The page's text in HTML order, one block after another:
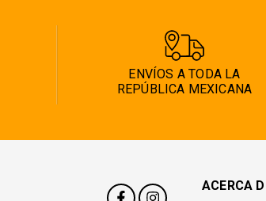
ENVÍOS A TODA LA
REPÚBLICA MEXICANA
ACERCA